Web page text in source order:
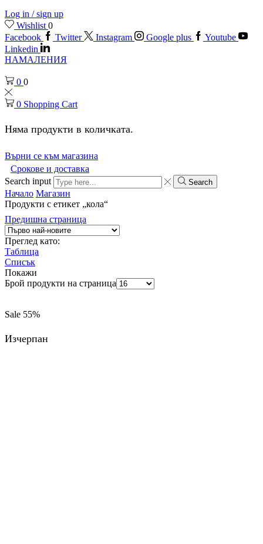
Log in / sign up
Wishlist 0
Facebook
Twitter Instagram Google plus
Youtube
Linkedin
НАМАЛЕНИЯ
0 0
0 Shopping Cart
Няма продукти в количката.
Върни се към магазина
Срокове и доставка
Search input
Search
Начало Магазин
Продукти с етикет „кола“
Предишна страница
Преглед като:
Таблица
Списък
Покажи
Брой продукти на страница
Sale 55%
Изчерпан